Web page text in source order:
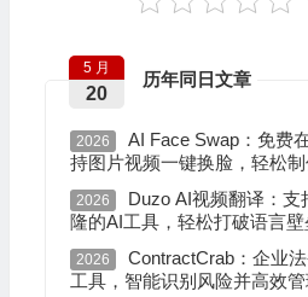
历年同日文章
5 月
20
2026
AI Face Swap：免费
持图片视频一键换脸，轻松
2026
Duzo AI视频翻译：
隆的AI工具，轻松打破语言壁
2026
ContractCrab：企业
工具，智能识别风险并高效管